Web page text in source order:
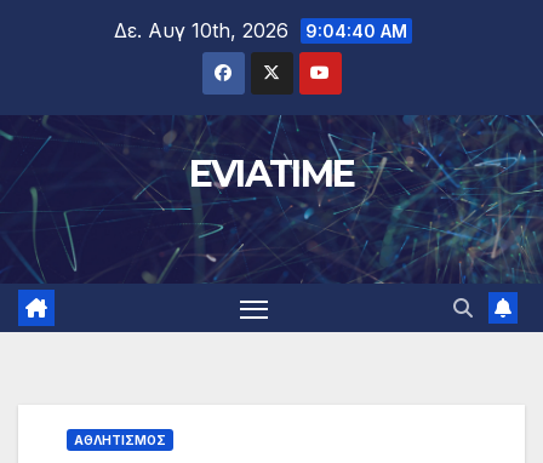
Δε. Αυγ 10th, 2026 9:04:40 AM
EVIATIME
ΑΘΛΗΤΙΣΜΟΣ